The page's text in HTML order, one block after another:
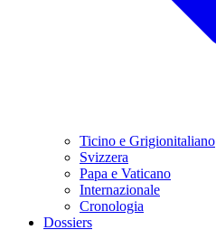
Ticino e Grigionitaliano
Svizzera
Papa e Vaticano
Internazionale
Cronologia
Dossiers